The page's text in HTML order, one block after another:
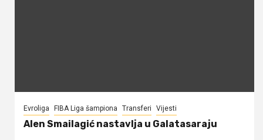
Evroliga FIBA Liga šampiona Transferi Vijesti
Alen Smailagić nastavlja u Galatasaraju